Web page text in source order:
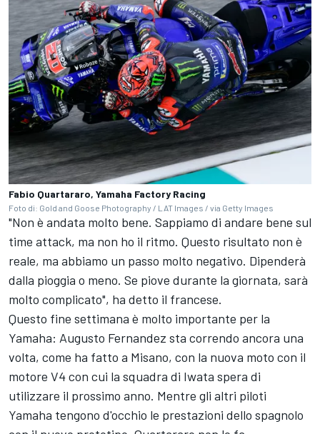
Fabio Quartararo, Yamaha Factory Racing
Foto di: Gold and Goose Photography / LAT Images / via Getty Images
"Non è andata molto bene. Sappiamo di andare bene sul
time attack, ma non ho il ritmo. Questo risultato non è
reale, ma abbiamo un passo molto negativo. Dipenderà
dalla pioggia o meno. Se piove durante la giornata, sarà
molto complicato", ha detto il francese.
Questo fine settimana è molto importante per la
Yamaha: Augusto Fernandez sta correndo ancora una
volta, come ha fatto a Misano, con la nuova moto con il
motore V4 con cui la squadra di Iwata spera di
utilizzare il prossimo anno. Mentre gli altri piloti
Yamaha tengono d'occhio le prestazioni dello spagnolo